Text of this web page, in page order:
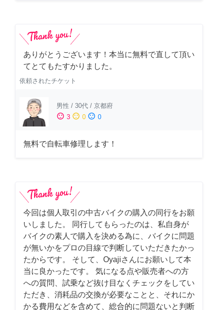
ありがとうございます！本当に無料で直して頂い
てとてもたすかりました。
依頼されたチケット
男性 / 30代 / 京都府
sentiment_satisfied 3 sentiment_neutral 0 sentiment_dissatisfied 0
無料で自転車修理します！
今回は個人取引の中古バイクの購入の同行をお願
いしました。 同行してもらったのは、私自身が
バイクの素人で購入を決める為に、バイクに問題
が無いかをプロの目線で判断していただきたかっ
たからです。 そして、Oyajiさんにお願いして本
当に良かったです。 気になる点や販売者への方
への質問、試乗など抜け目なくチェックをしてい
ただき、消耗品の交換が必要なことと、それにか
かる費用などを含めて、総合的に問題ないと判断